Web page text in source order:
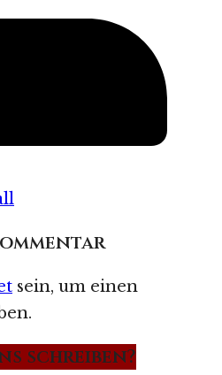
sein, um einen
schreiben?